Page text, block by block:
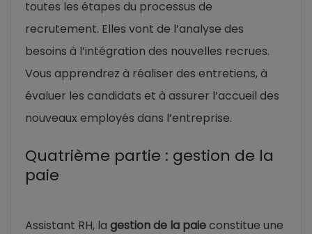
toutes les étapes du processus de
recrutement. Elles vont de l’analyse des
besoins à l’intégration des nouvelles recrues.
Vous apprendrez à réaliser des entretiens, à
évaluer les candidats et à assurer l’accueil des
nouveaux employés dans l’entreprise.
Quatrième partie : gestion de la
paie
Assistant RH, la gestion de la paieconstitue une